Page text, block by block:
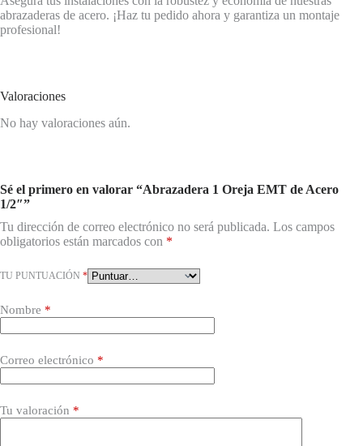
abrazaderas de acero. ¡Haz tu pedido ahora y garantiza un montaje
profesional!
Valoraciones
No hay valoraciones aún.
Sé el primero en valorar “Abrazadera 1 Oreja EMT de Acero
1/2″”
Tu dirección de correo electrónico no será publicada. Los campos
obligatorios están marcados con *
TU PUNTUACIÓN *
Nombre *
Correo electrónico *
Tu valoración *